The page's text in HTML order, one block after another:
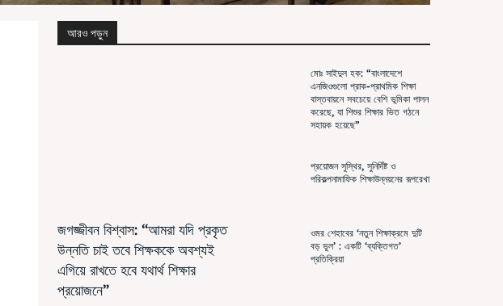
আরও পড়ুন
জগজ্জীবন বিশ্বাস: “আমরা যদি প্রকৃত
উন্নতি চাই তবে শিক্ষককে অবশ্যই
এগিয়ে রাখতে হবে যথার্থ শিক্ষার
প্রয়োজনে”
মোঃ সাইদুল হক: “বাংলাদেশে
এনজিওগুলো প্রাক-প্রাথমিক শিক্ষা
বাস্তবায়নে সবচেয়ে বেশি ভূমিকা পালন
করেছে, যা শিশুর শিক্ষার ভিত গঠনে
সহায়ক হয়েছে”
প্রয়োজন সুস্থির, সুনির্দিষ্ট ও
পরিকল্পনামাফিক শিক্ষাউন্নয়নের রূপরেখা
ওমর শেহাবের ‘নতুন শিক্ষাক্রমে দুটি
বড় ভুল’ : একটি ‘ব্যক্তিগত’
প্রতিক্রিয়া